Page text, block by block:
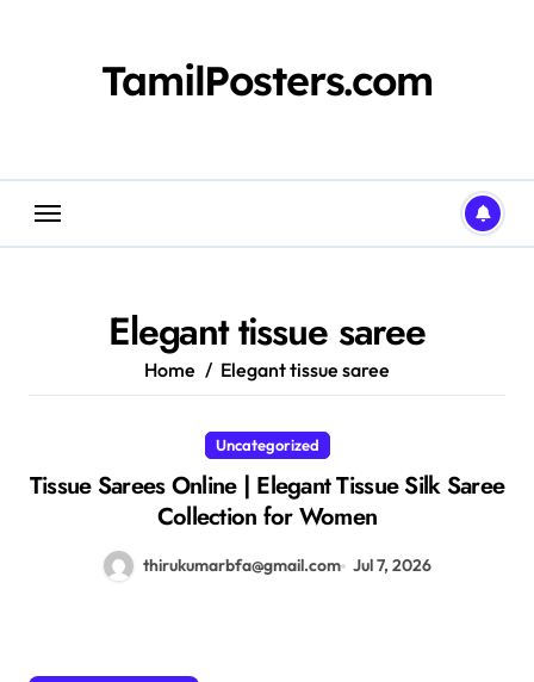
TamilPosters.com
Elegant tissue saree
Home Elegant tissue saree
Uncategorized
Tissue Sarees Online | Elegant Tissue Silk Saree
Collection for Women
thirukumarbfa@gmail.com Jul 7, 2026